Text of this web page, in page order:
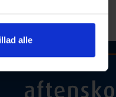
alle